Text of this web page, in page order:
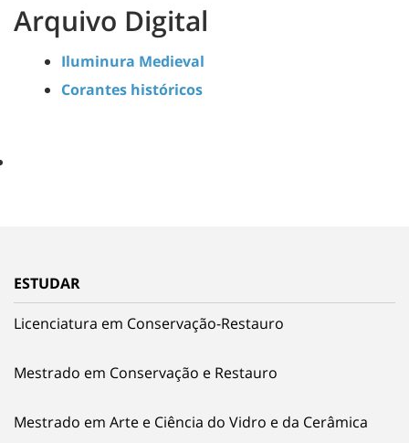
Arquivo Digital
Iluminura Medieval
Corantes históricos
ESTUDAR
Licenciatura em Conservação-Restauro
Mestrado em Conservação e Restauro
Mestrado em Arte e Ciência do Vidro e da Cerâmica